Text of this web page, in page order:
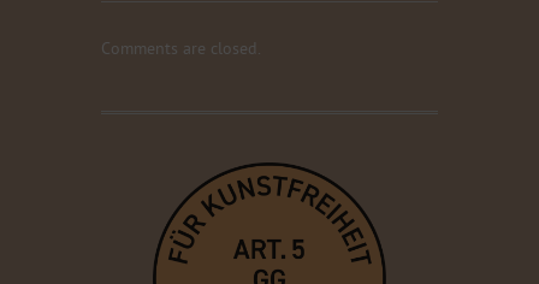
Comments are closed.